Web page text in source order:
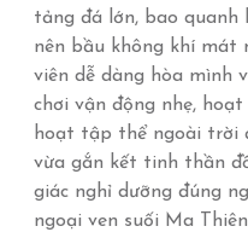
tảng đá lớn, bao quanh
nên bầu không khí mát
viên dễ dàng hòa mình
chơi vận động nhẹ,
hoạt tập thể ngoài trời
vừa gắn kết tinh thần
giác nghỉ dưỡng đúng
ngoại ven suối Ma